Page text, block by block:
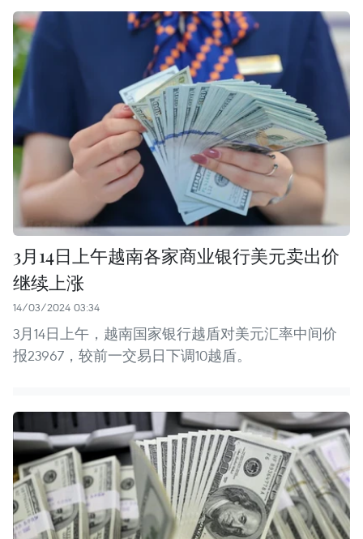
3月14日上午越南各家商业银行美元卖出价
继续上涨
14/03/2024 03:34
3月14日上午，越南国家银行越盾对美元汇率中间价
报23967，较前一交易日下调10越盾。